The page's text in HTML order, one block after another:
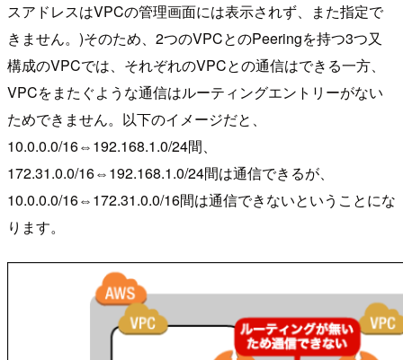
スアドレスはVPCの管理画面には表示されず、また指定で
きません。)そのため、2つのVPCとのPeeringを持つ3つ又
構成のVPCでは、それぞれのVPCとの通信はできる一方、
VPCをまたぐような通信はルーティングエントリーがない
ためできません。以下のイメージだと、
10.0.0.0/16⇔192.168.1.0/24間、
172.31.0.0/16⇔192.168.1.0/24間は通信できるが、
10.0.0.0/16⇔172.31.0.0/16間は通信できないということにな
ります。